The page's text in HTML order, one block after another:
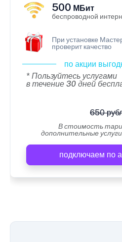
500 МБит
беспроводной
При установке
проверит качество
по акции
* Пользуйтесь услугами
в течение 30 дней
650
В стоимость
дополнительные
подключаем по